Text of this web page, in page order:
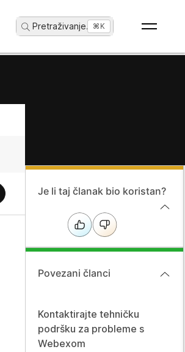
Pretraživanje... ⌘K
Je li taj članak bio koristan?
Povezani članci
Kontaktirajte tehničku
podršku za probleme s
Webexom